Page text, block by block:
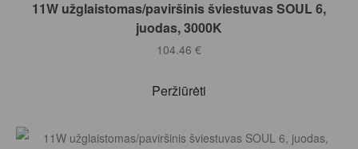
11W užglaistomas/paviršinis šviestuvas SOUL 6,
juodas, 3000K
104.46 €
Peržiūrėti